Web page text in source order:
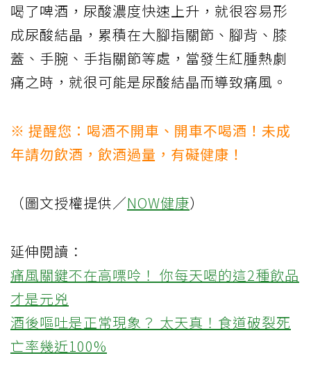
喝了啤酒，尿酸濃度快速上升，就很容易形
成尿酸結晶，累積在大腳指關節、腳背、膝
蓋、手腕、手指關節等處，當發生紅腫熱劇
痛之時，就很可能是尿酸結晶而導致痛風。
※ 提醒您：喝酒不開車、開車不喝酒！未成
年請勿飲酒，飲酒過量，有礙健康！
（圖文授權提供／NOW健康）
延伸閱讀：
痛風關鍵不在高嘌呤！ 你每天喝的這2種飲品
才是元兇
酒後嘔吐是正常現象？ 太天真！食道破裂死
亡率幾近100%